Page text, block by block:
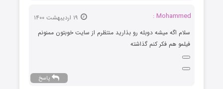
Mohammed :
سلام اگه میشه دوبله رو بذارید منتظرم از سایت خوبتون ممنونم
فیلمو هم فکر کنم گذاشته
پاسخ